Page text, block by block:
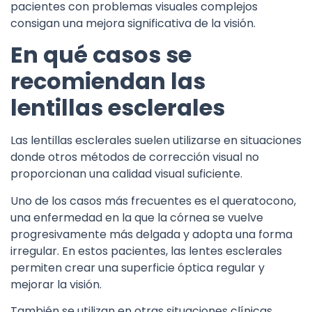
pacientes con problemas visuales complejos
consigan una mejora significativa de la visión.
En qué casos se
recomiendan las
lentillas esclerales
Las lentillas esclerales suelen utilizarse en situaciones
donde otros métodos de corrección visual no
proporcionan una calidad visual suficiente.
Uno de los casos más frecuentes es el queratocono,
una enfermedad en la que la córnea se vuelve
progresivamente más delgada y adopta una forma
irregular. En estos pacientes, las lentes esclerales
permiten crear una superficie óptica regular y
mejorar la visión.